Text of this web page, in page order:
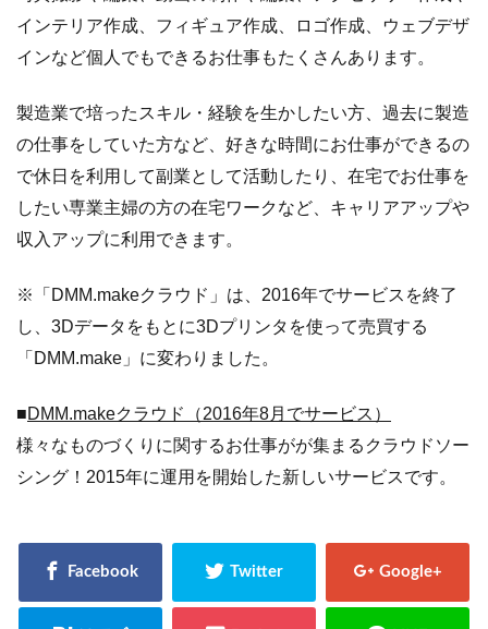
インテリア作成、フィギュア作成、ロゴ作成、ウェブデザ
インなど個人でもできるお仕事もたくさんあります。
製造業で培ったスキル・経験を生かしたい方、過去に製造
の仕事をしていた方など、好きな時間にお仕事ができるの
で休日を利用して副業として活動したり、在宅でお仕事を
したい専業主婦の方の在宅ワークなど、キャリアアップや
収入アップに利用できます。
※「DMM.makeクラウド」は、2016年でサービスを終了
し、3Dデータをもとに3Dプリンタを使って売買する
「DMM.make」に変わりました。
■DMM.makeクラウド（2016年8月でサービス）
様々なものづくりに関するお仕事がが集まるクラウドソー
シング！2015年に運用を開始した新しいサービスです。